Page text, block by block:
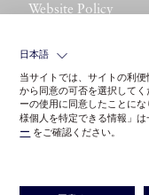
Website Policy
日本語
当サイトでは、サイトの利
から同意の可否を選択して
ーの使用に同意したことに
様個人を特定できる情報」
ー をご確認ください。